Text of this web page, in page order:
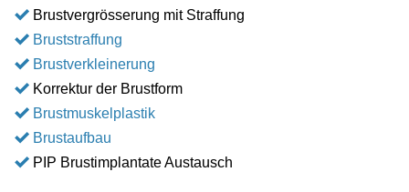
Brustvergrösserung mit Straffung
Bruststraffung
Brustverkleinerung
Korrektur der Brustform
Brustmuskelplastik
Brustaufbau
PIP Brustimplantate Austausch